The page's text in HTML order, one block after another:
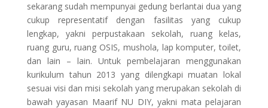
sekarang sudah mempunyai gedung berlantai dua yang
cukup representatif dengan fasilitas yang cukup
lengkap, yakni perpustakaan sekolah, ruang kelas,
ruang guru, ruang OSIS, mushola, lap komputer, toilet,
dan lain – lain. Untuk pembelajaran menggunakan
kurikulum tahun 2013 yang dilengkapi muatan lokal
sesuai visi dan misi sekolah yang merupakan sekolah di
bawah yayasan Maarif NU DIY, yakni mata pelajaran